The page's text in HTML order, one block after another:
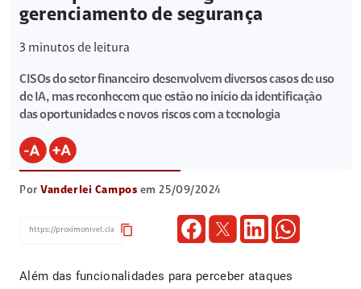
gerenciamento de segurança
3 minutos de leitura
CISOs do setor financeiro desenvolvem diversos casos de uso
de IA, mas reconhecem que estão no início da identificação
das oportunidades e novos riscos com a tecnologia
Por Vanderlei Campos em 25/09/2024
content_copy
Além das funcionalidades para perceber ataques